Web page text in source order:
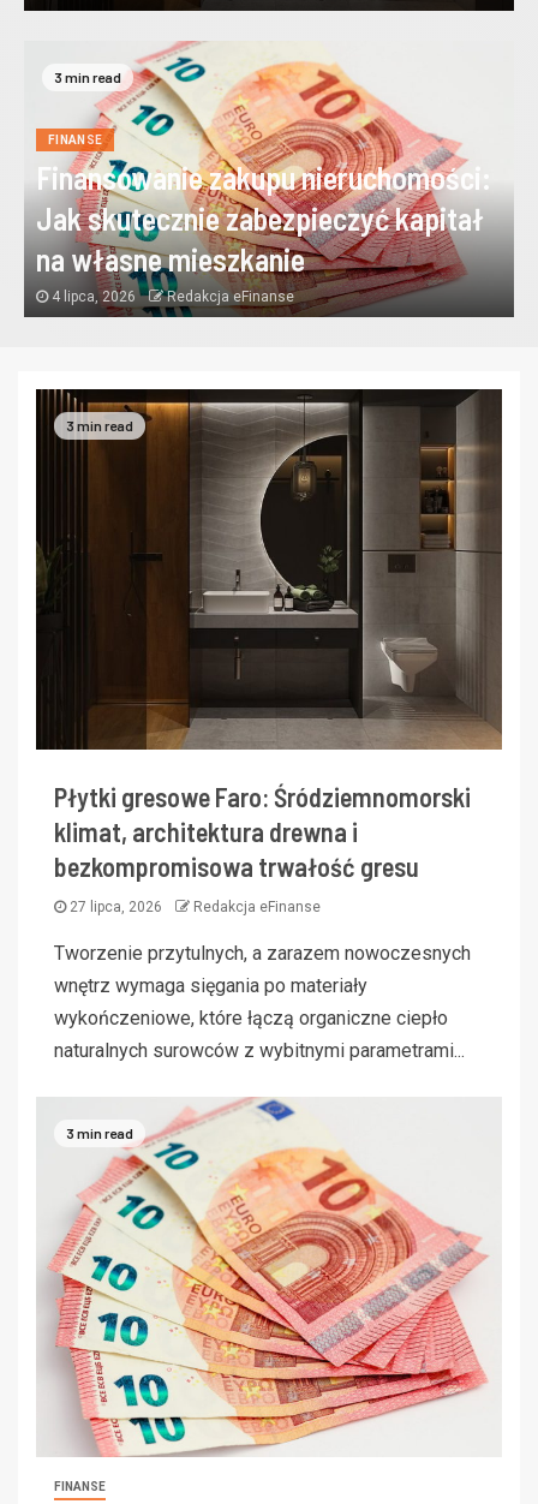
3 min read
FINANSE
Finansowanie zakupu nieruchomości:
Jak skutecznie zabezpieczyć kapitał
na własne mieszkanie
4 lipca, 2026 Redakcja eFinanse
3 min read
Płytki gresowe Faro: Śródziemnomorski
klimat, architektura drewna i
bezkompromisowa trwałość gresu
27 lipca, 2026 Redakcja eFinanse
Tworzenie przytulnych, a zarazem nowoczesnych
wnętrz wymaga sięgania po materiały
wykończeniowe, które łączą organiczne ciepło
naturalnych surowców z wybitnymi parametrami...
3 min read
FINANSE